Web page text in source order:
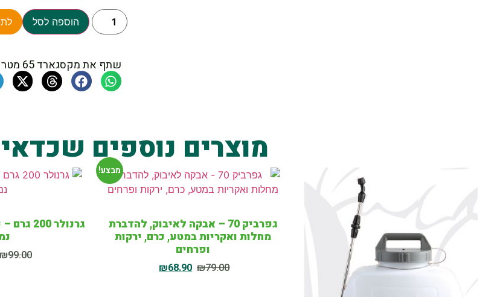
הוספה לסל
שתף את מקסגארד 65 מטר לטיפול בפרודניה ומזיקים נוספים בדשא
מוצרים נוספים
מבצע!
גפרביק 70 – אבקה לאיבוק, להדברת
מחלות ואקריות במטע, כרם, ירקות
ופרחים
₪79.00
₪68.90
גרנולר
99.00